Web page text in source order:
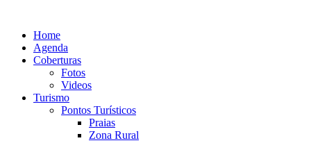
conteúdo
Home
Agenda
Coberturas
Fotos
Videos
Turismo
Pontos Turísticos
Praias
Zona Rural